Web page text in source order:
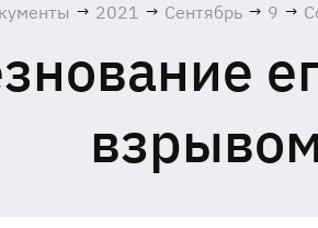
→ 2021 → Сентябрь → 9 →